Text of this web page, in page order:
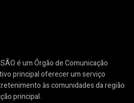
é um Órgão de Comunicação
principal oferecer um serviço
às comunidades da região
principal.